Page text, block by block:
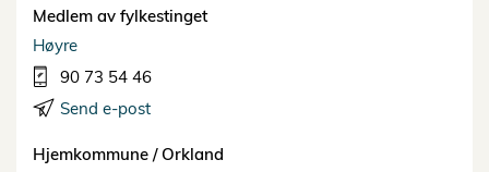
Medlem av fylkestinget
Høyre
90 73 54 46
Send e-post
Hjemkommune /Orkland